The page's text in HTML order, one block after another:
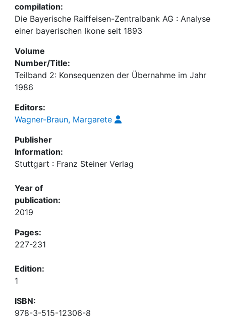
compilation:
Die Bayerische Raiffeisen-Zentralbank AG : Analyse
einer bayerischen Ikone seit 1893
Volume
Number/Title:
Teilband 2: Konsequenzen der Übernahme im Jahr
1986
Editors:
Wagner-Braun, Margarete
Publisher
Information:
Stuttgart : Franz Steiner Verlag
Year of
publication:
2019
Pages:
227-231
Edition:
1
ISBN:
978-3-515-12306-8